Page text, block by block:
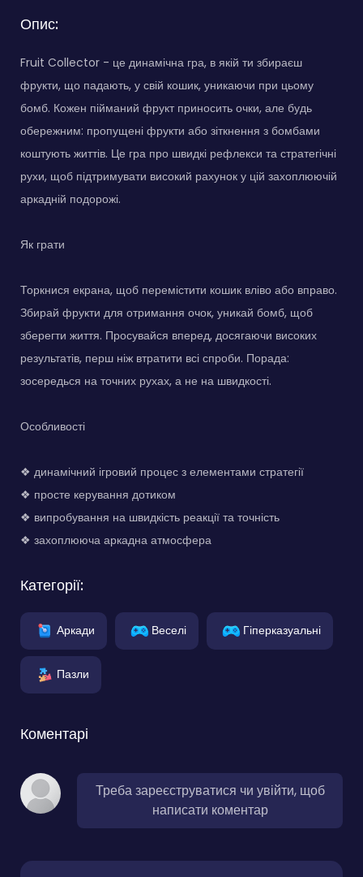
Опис:
Fruit Collector - це динамічна гра, в якій ти збираєш
фрукти, що падають, у свій кошик, уникаючи при цьому
бомб. Кожен пійманий фрукт приносить очки, але будь
обережним: пропущені фрукти або зіткнення з бомбами
коштують життів. Це гра про швидкі рефлекси та стратегічні
рухи, щоб підтримувати високий рахунок у цій захоплюючій
аркадній подорожі.
Як грати
Торкнися екрана, щоб перемістити кошик вліво або вправо.
Збирай фрукти для отримання очок, уникай бомб, щоб
зберегти життя. Просувайся вперед, досягаючи високих
результатів, перш ніж втратити всі спроби. Порада:
зосередься на точних рухах, а не на швидкості.
Особливості
❖ динамічний ігровий процес з елементами стратегії
❖ просте керування дотиком
❖ випробування на швидкість реакції та точність
❖ захоплююча аркадна атмосфера
Категорії:
Аркади Веселі Гіперказуальні
Пазли
Коментарі
Треба зареєструватися чи увійти, щоб
написати коментар